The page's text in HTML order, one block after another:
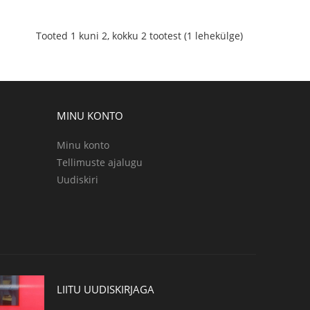
Tooted 1 kuni 2, kokku 2 tootest (1 lehekülge)
MINU KONTO
Minu konto
Tellimuste ajalugu
Uudiskiri
LIITU UUDISKIRJAGA